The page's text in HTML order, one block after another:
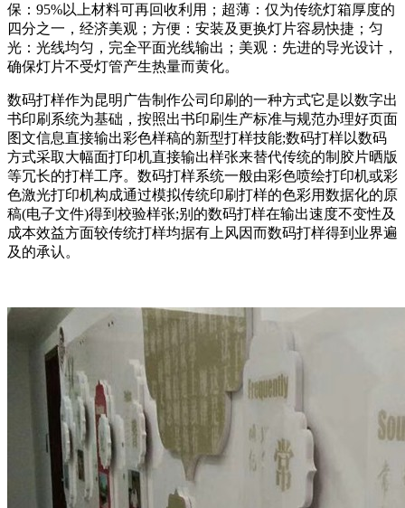
保：95%以上材料可再回收利用；超薄：仅为传统灯箱厚度的
四分之一，经济美观；方便：安装及更换灯片容易快捷；匀
光：光线均匀，完全平面光线输出；美观：先进的导光设计，
确保灯片不受灯管产生热量而黄化。
数码打样作为昆明广告制作公司印刷的一种方式它是以数字出
书印刷系统为基础，按照出书印刷生产标准与规范办理好页面
图文信息直接输出彩色样稿的新型打样技能;数码打样以数码
方式采取大幅面打印机直接输出样张来替代传统的制胶片晒版
等冗长的打样工序。数码打样系统一般由彩色喷绘打印机或彩
色激光打印机构成通过模拟传统印刷打样的色彩用数据化的原
稿(电子文件)得到校验样张;别的数码打样在输出速度不变性及
成本效益方面较传统打样均据有上风因而数码打样得到业界遍
及的承认。